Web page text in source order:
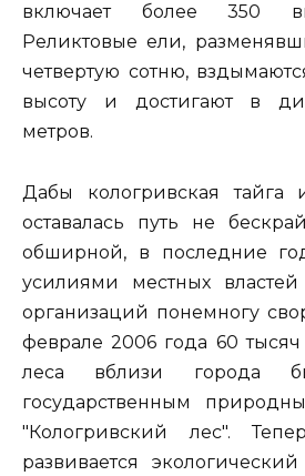
включает более 350
Реликтовые ели,
четвертую сотню,
высоту и достигают в
метров.
Дабы кологривская
оставалась путь не
обширной, в последние
усилиями местных
организаций понемногу
феврале 2006 года 60 тысяч
леса вблизи города
государственным
"Кологривский лес".
развивается